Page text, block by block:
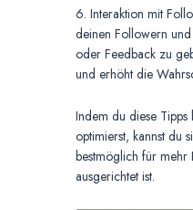
6. Interaktion mit
deinen Followern
oder Feedback zu
und erhöht die
Indem du diese Tipps
optimierst, kannst du
bestmöglich für mehr
ausgerichtet ist.